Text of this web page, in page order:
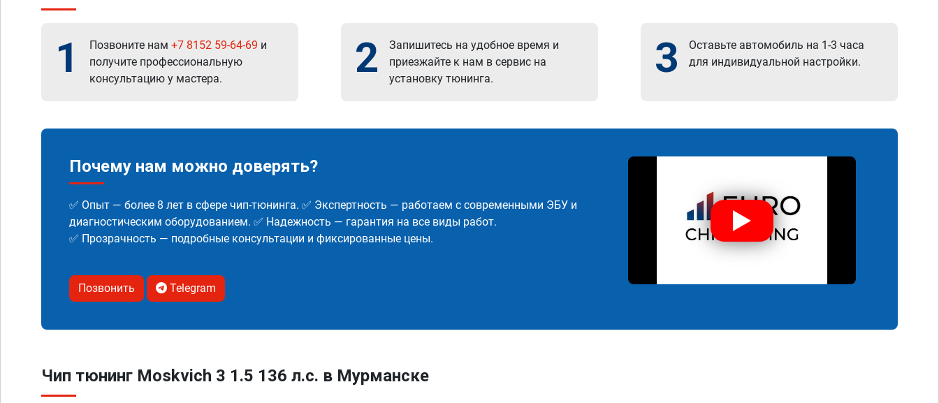
1 Позвоните нам +7 8152 59-64-69 и
получите профессиональную
консультацию у мастера.
2
Запишитесь на удобное время и
приезжайте к нам в сервис на
установку тюнинга.
3
Оставьте автомобиль на 1-3 часа
для индивидуальной настройки.
Почему нам можно доверять?
✅ Опыт — более 8 лет в сфере чип-тюнинга. ✅ Экспертность — работаем с современными ЭБУ и
диагностическим оборудованием. ✅ Надежность — гарантия на все виды работ.
✅ Прозрачность — подробные консультации и фиксированные цены.
Позвонить Telegram
Чип тюнинг Moskvich 3 1.5 136 л.с. в Мурманске